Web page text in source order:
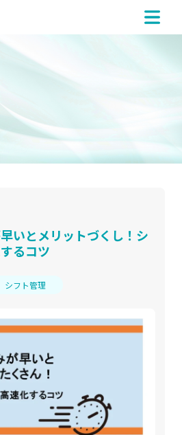
いとメリットづくし！シ
るコツ
シフト管理